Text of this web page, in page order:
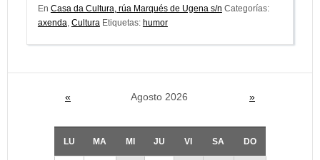
En Casa da Cultura, rúa Marqués de Ugena s/n Categorías:
axenda, Cultura Etiquetas: humor
« Agosto 2026 »
LU MA MI JU VI SA DO